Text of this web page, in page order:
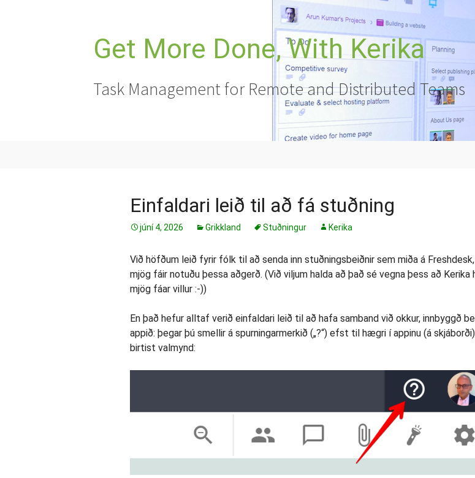
Get More Done, With Kerika
Task Management for Remote and Distributed Teams
Einfaldari leið til að fá stuðning
júní 4, 2026 Grikkland Stuðningur Kerika
Við höfðum leið fyrir fólk til að senda inn stuðningsbeiðnir sem miða á
mjög fáir notuðu þessa aðgerð. (Við viljum halda að það sé vegna þess að Kerika
mjög fáar villur :-))
En það hefur alltaf verið einfaldari leið til að hafa samband við okkur, innbyggð
appið: þegar þú smellir á spurningarmerkið („?“) efst til hægri í appinu (á
birtist valmynd: